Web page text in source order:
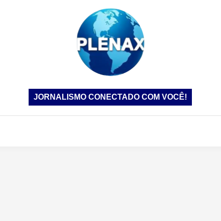
JORNALISMO CONECTADO COM VOCÊ!